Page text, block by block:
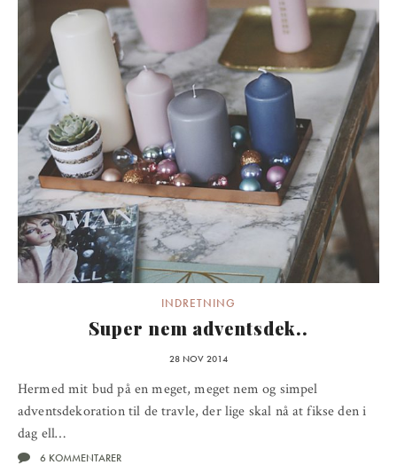
INDRETNING
Super nem adventsdek..
28 NOV 2014
Hermed mit bud på en meget, meget nem og simpel
adventsdekoration til de travle, der lige skal nå at fikse den i
dag ell…
6 KOMMENTARER